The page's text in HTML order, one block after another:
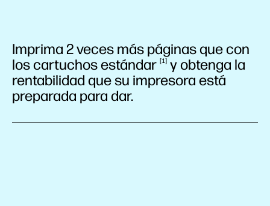
Imprima 2 veces más páginas que con
los cartuchosestándar 1
y obtenga la
rentabilidad que su impresora está
preparada para dar.